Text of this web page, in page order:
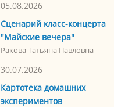
05.08.2026
Сценарий класс-концерта
"Майские вечера"
Ракова Татьяна Павловна
30.07.2026
Картотека домашних
экспериментов